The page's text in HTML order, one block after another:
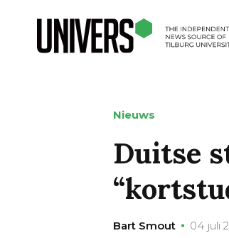
Nieuws
Duitse
Bart Smout 04 juli